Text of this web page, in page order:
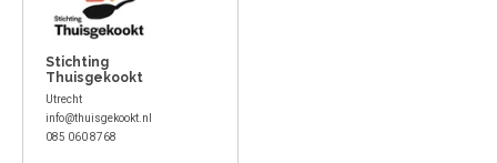
Stichting
Thuisgekookt
Utrecht
info@thuisgekookt.nl
085 060 8768